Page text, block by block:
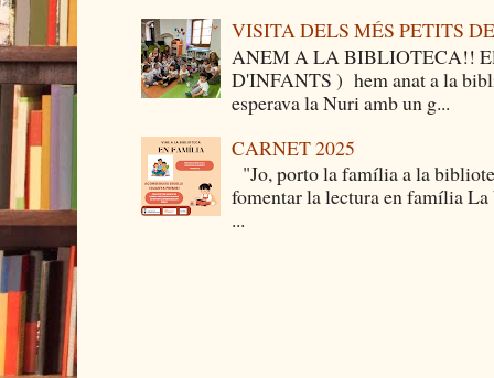
VISITA DELS MÉS PETITS
ANEM A LA BIBLIOTECA!!
D'INFANTS ) hem anat a la
esperava la Nuri amb un g...
CARNET 2025
"Jo, porto la família a la
fomentar la lectura en família
...